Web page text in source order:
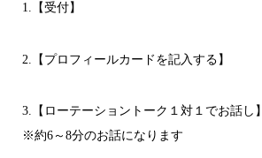
1.【受付】
2.【プロフィールカードを記入する】
3.【ローテーショントーク１対１でお話し】
※約6～8分のお話になります